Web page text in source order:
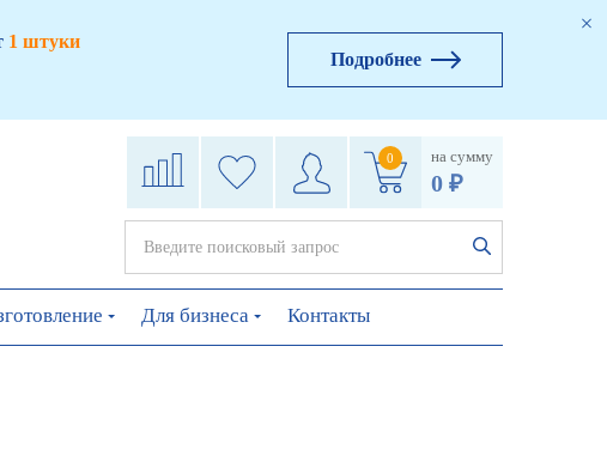
1 штуки
Подробнее
0 на сумму
0 ₽
Для бизнеса Контакты